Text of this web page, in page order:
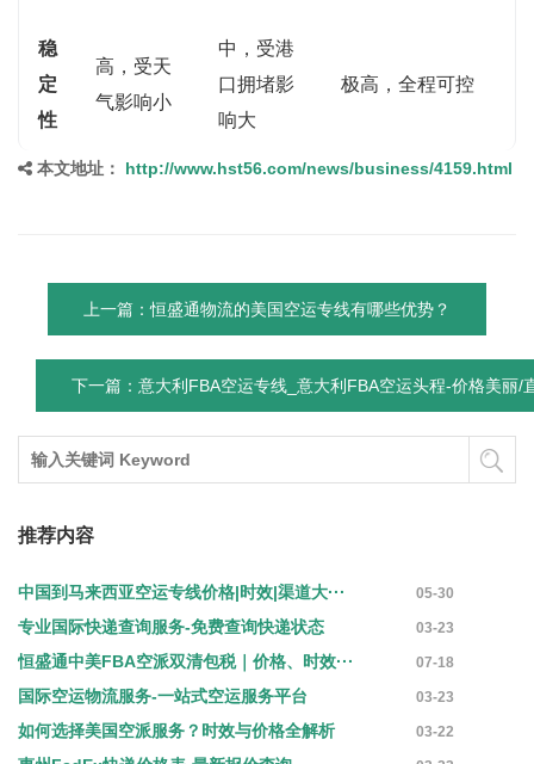
稳
定
性
高，受天
气影响小
中，受港
口拥堵影
响大
极高，全程可控
本文地址： http://www.hst56.com/news/business/4159.html
上一篇：恒盛通物流的美国空运专线有哪些优势？
下一篇：意大利FBA空运专线_意大利FBA空运头程-价格美丽/
推荐内容
中国到马来西亚空运专线价格|时效|渠道大··· 05-30
专业国际快递查询服务-免费查询快递状态 03-23
恒盛通中美FBA空派双清包税｜价格、时效··· 07-18
国际空运物流服务-一站式空运服务平台 03-23
如何选择美国空派服务？时效与价格全解析 03-22